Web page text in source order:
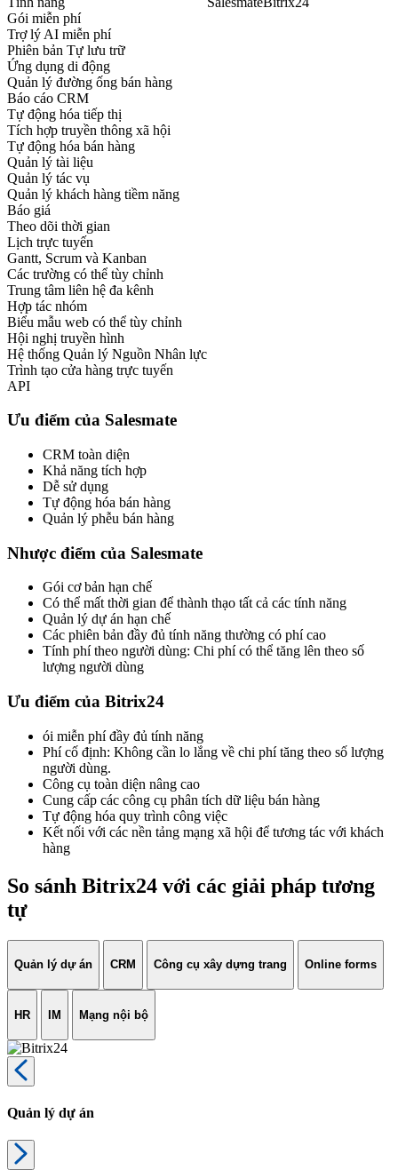
Gói miễn phí
Trợ lý AI miễn phí
Phiên bản Tự lưu trữ
Ứng dụng di động
Quản lý đường ống bán hàng
Báo cáo CRM
Tự động hóa tiếp thị
Tích hợp truyền thông xã hội
Tự động hóa bán hàng
Quản lý tài liệu
Quản lý tác vụ
Quản lý khách hàng tiềm năng
Báo giá
Theo dõi thời gian
Lịch trực tuyến
Gantt, Scrum và Kanban
Các trường có thể tùy chỉnh
Trung tâm liên hệ đa kênh
Hợp tác nhóm
Biểu mẫu web có thể tùy chỉnh
Hội nghị truyền hình
Hệ thống Quản lý Nguồn Nhân lực
Trình tạo cửa hàng trực tuyến
API
Ưu điểm của Salesmate
CRM toàn diện
Khả năng tích hợp
Dễ sử dụng
Tự động hóa bán hàng
Quản lý phễu bán hàng
Nhược điểm của Salesmate
Gói cơ bản hạn chế
Có thể mất thời gian để thành thạo tất cả các tính năng
Quản lý dự án hạn chế
Các phiên bản đầy đủ tính năng thường có phí cao
Tính phí theo người dùng: Chi phí có thể tăng lên theo số
lượng người dùng
Ưu điểm của Bitrix24
ói miễn phí đầy đủ tính năng
Phí cố định: Không cần lo lắng về chi phí tăng theo số lượng
người dùng.
Công cụ toàn diện nâng cao
Cung cấp các công cụ phân tích dữ liệu bán hàng
Tự động hóa quy trình công việc
Kết nối với các nền tảng mạng xã hội để tương tác với khách
hàng
So sánh Bitrix24 với các giải pháp tương
tự
Quản lý dự án CRM Công cụ xây dựng trang Online forms
HR IM Mạng nội bộ
Quản lý dự án